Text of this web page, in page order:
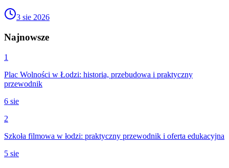
3 sie 2026
Najnowsze
1
Plac Wolności w Łodzi: historia, przebudowa i praktyczny
przewodnik
6 sie
2
Szkoła filmowa w łodzi: praktyczny przewodnik i oferta edukacyjna
5 sie